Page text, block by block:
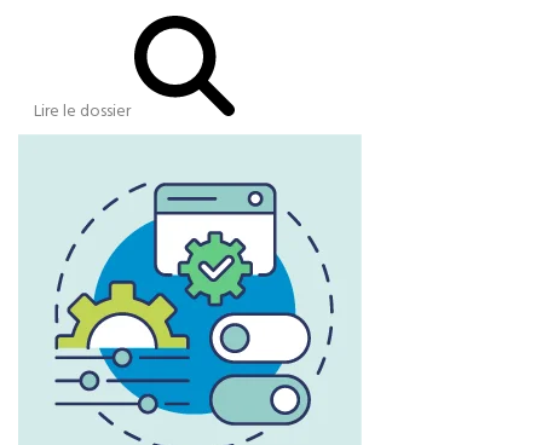
Lire le dossier